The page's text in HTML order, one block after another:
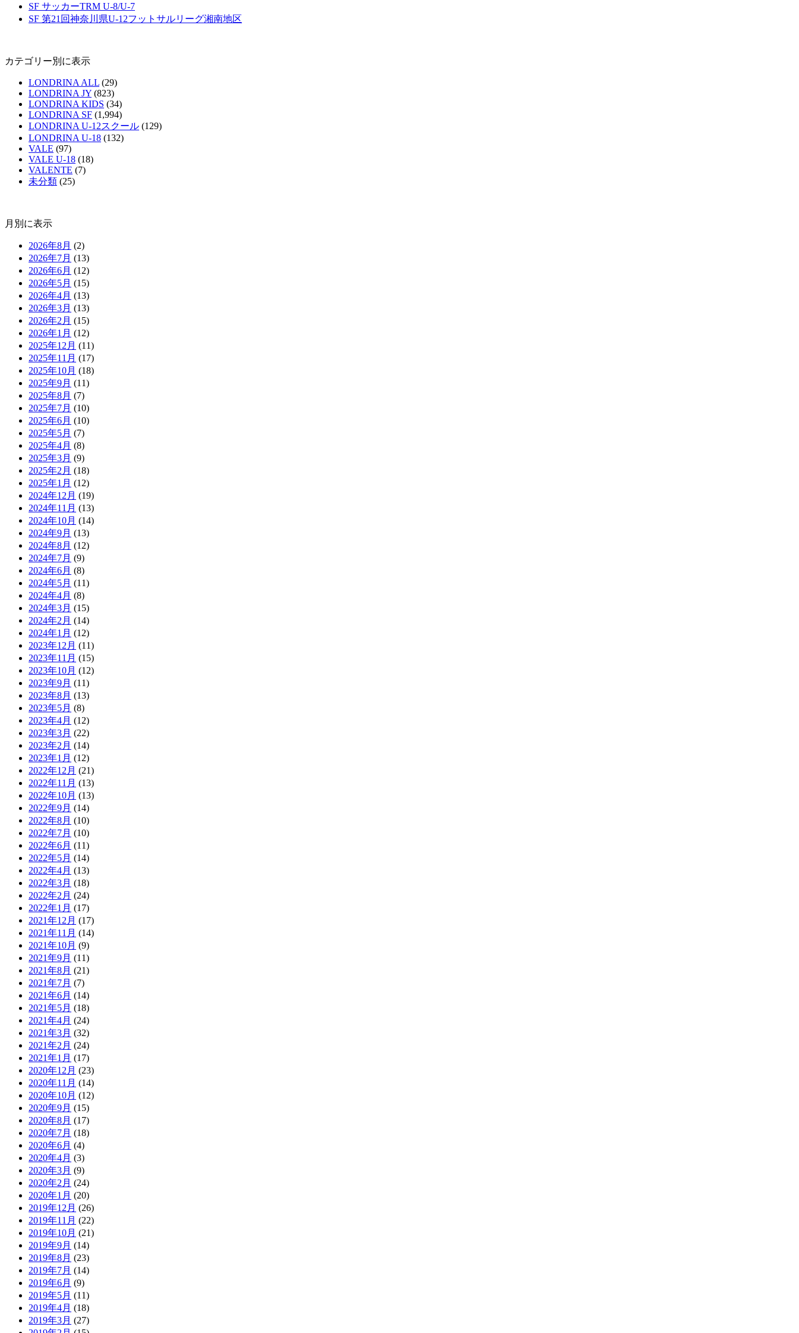
SF サッカーTRM U-8/U-7
SF 第21回神奈川県U-12フットサルリーグ湘南地区
カテゴリー別に表示
LONDRINA ALL (29)
LONDRINA JY (823)
LONDRINA KIDS (34)
LONDRINA SF (1,994)
LONDRINA U-12スクール (129)
LONDRINA U-18 (132)
VALE (97)
VALE U-18 (18)
VALENTE (7)
未分類 (25)
月別に表示
2026年8月 (2)
2026年7月 (13)
2026年6月 (12)
2026年5月 (15)
2026年4月 (13)
2026年3月 (13)
2026年2月 (15)
2026年1月 (12)
2025年12月 (11)
2025年11月 (17)
2025年10月 (18)
2025年9月 (11)
2025年8月 (7)
2025年7月 (10)
2025年6月 (10)
2025年5月 (7)
2025年4月 (8)
2025年3月 (9)
2025年2月 (18)
2025年1月 (12)
2024年12月 (19)
2024年11月 (13)
2024年10月 (14)
2024年9月 (13)
2024年8月 (12)
2024年7月 (9)
2024年6月 (8)
2024年5月 (11)
2024年4月 (8)
2024年3月 (15)
2024年2月 (14)
2024年1月 (12)
2023年12月 (11)
2023年11月 (15)
2023年10月 (12)
2023年9月 (11)
2023年8月 (13)
2023年5月 (8)
2023年4月 (12)
2023年3月 (22)
2023年2月 (14)
2023年1月 (12)
2022年12月 (21)
2022年11月 (13)
2022年10月 (13)
2022年9月 (14)
2022年8月 (10)
2022年7月 (10)
2022年6月 (11)
2022年5月 (14)
2022年4月 (13)
2022年3月 (18)
2022年2月 (24)
2022年1月 (17)
2021年12月 (17)
2021年11月 (14)
2021年10月 (9)
2021年9月 (11)
2021年8月 (21)
2021年7月 (7)
2021年6月 (14)
2021年5月 (18)
2021年4月 (24)
2021年3月 (32)
2021年2月 (24)
2021年1月 (17)
2020年12月 (23)
2020年11月 (14)
2020年10月 (12)
2020年9月 (15)
2020年8月 (17)
2020年7月 (18)
2020年6月 (4)
2020年4月 (3)
2020年3月 (9)
2020年2月 (24)
2020年1月 (20)
2019年12月 (26)
2019年11月 (22)
2019年10月 (21)
2019年9月 (14)
2019年8月 (23)
2019年7月 (14)
2019年6月 (9)
2019年5月 (11)
2019年4月 (18)
2019年3月 (27)